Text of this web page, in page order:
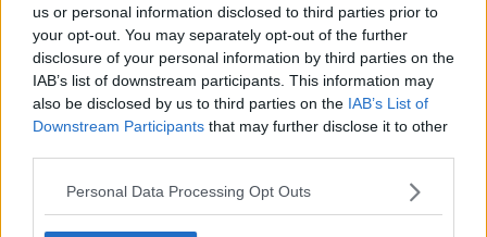
us or personal information disclosed to third parties prior to
your opt-out. You may separately opt-out of the further
disclosure of your personal information by third parties on the
IAB’s list of downstream participants. This information may
also be disclosed by us to third parties on the IAB’s List of
Downstream Participants that may further disclose it to other
Personal Data Processing Opt Outs
stafide - deja înmuiate în apă fierbinte și stoarse - la
amestecul de chifteluțe. Dacă vrei, poți adăuga și
scorțișoară măcinată. La final, urmează rețeta
descrisă mai sus.
În loc de pesmet, poți folosi și cartofi fierți pentru a